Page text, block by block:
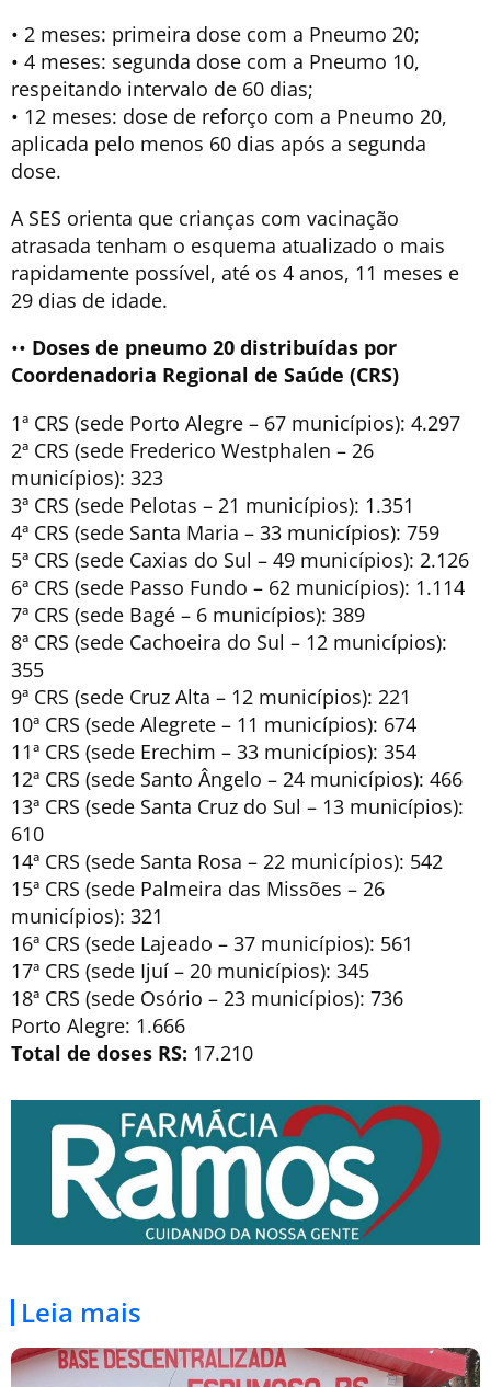
• 2 meses: primeira dose com a Pneumo 20;
• 4 meses: segunda dose com a Pneumo 10,
respeitando intervalo de 60 dias;
• 12 meses: dose de reforço com a Pneumo 20,
aplicada pelo menos 60 dias após a segunda
dose.
A SES orienta que crianças com vacinação
atrasada tenham o esquema atualizado o mais
rapidamente possível, até os 4 anos, 11 meses e
29 dias de idade.
•• Doses de pneumo 20 distribuídas por
Coordenadoria Regional de Saúde (CRS)
1ª CRS (sede Porto Alegre – 67 municípios): 4.297
2ª CRS (sede Frederico Westphalen – 26
municípios): 323
3ª CRS (sede Pelotas – 21 municípios): 1.351
4ª CRS (sede Santa Maria – 33 municípios): 759
5ª CRS (sede Caxias do Sul – 49 municípios): 2.126
6ª CRS (sede Passo Fundo – 62 municípios): 1.114
7ª CRS (sede Bagé – 6 municípios): 389
8ª CRS (sede Cachoeira do Sul – 12 municípios):
355
9ª CRS (sede Cruz Alta – 12 municípios): 221
10ª CRS (sede Alegrete – 11 municípios): 674
11ª CRS (sede Erechim – 33 municípios): 354
12ª CRS (sede Santo Ângelo – 24 municípios): 466
13ª CRS (sede Santa Cruz do Sul – 13 municípios):
610
14ª CRS (sede Santa Rosa – 22 municípios): 542
15ª CRS (sede Palmeira das Missões – 26
municípios): 321
16ª CRS (sede Lajeado – 37 municípios): 561
17ª CRS (sede Ijuí – 20 municípios): 345
18ª CRS (sede Osório – 23 municípios): 736
Porto Alegre: 1.666
Total de doses RS: 17.210
Leia mais